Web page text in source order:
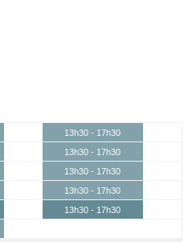
13h30 - 17h30
13h30 - 17h30
13h30 - 17h30
13h30 - 17h30
13h30 - 17h30